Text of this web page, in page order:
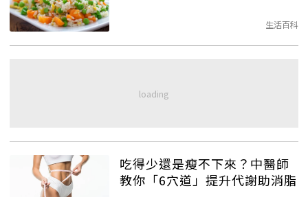
生活百科
吃得少還是瘦不下來？中醫師
教你「6穴道」提升代謝助消脂